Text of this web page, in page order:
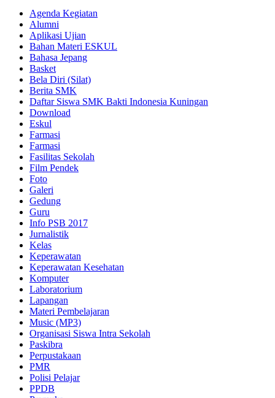
Agenda Kegiatan
Alumni
Aplikasi Ujian
Bahan Materi ESKUL
Bahasa Jepang
Basket
Bela Diri (Silat)
Berita SMK
Daftar Siswa SMK Bakti Indonesia Kuningan
Download
Eskul
Farmasi
Farmasi
Fasilitas Sekolah
Film Pendek
Foto
Galeri
Gedung
Guru
Info PSB 2017
Jurnalistik
Kelas
Keperawatan
Keperawatan Kesehatan
Komputer
Laboratorium
Lapangan
Materi Pembelajaran
Music (MP3)
Organisasi Siswa Intra Sekolah
Paskibra
Perpustakaan
PMR
Polisi Pelajar
PPDB